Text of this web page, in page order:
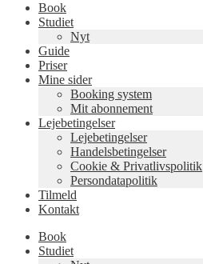
Book
Studiet
Nyt
Guide
Priser
Mine sider
Booking system
Mit abonnement
Lejebetingelser
Lejebetingelser
Handelsbetingelser
Cookie & Privatlivspolitik
Persondatapolitik
Tilmeld
Kontakt
Book
Studiet